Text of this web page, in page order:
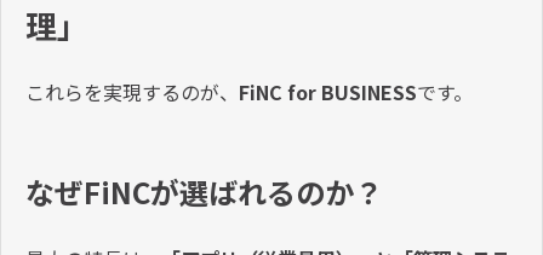
理」
これらを実現するのが、 FiNC for BUSINESSです。
なぜFiNCが選ばれるのか？